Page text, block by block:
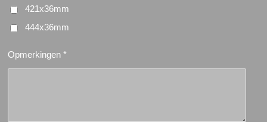
421x36mm
444x36mm
Opmerkingen *